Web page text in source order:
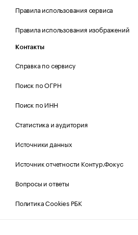
Правила использования сервиса
Правила использования изображений
Контакты
Справка по сервису
Поиск по ОГРН
Поиск по ИНН
Статистика и аудитория
Источники данных
Источник отчетности Контур.Фокус
Вопросы и ответы
Политика Cookies РБК